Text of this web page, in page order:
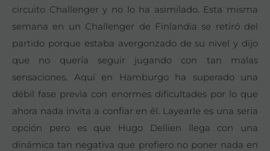
circuito Challenger y no lo ha asimilado. Esta misma
semana en un Challenger de Finlandia se retiró del
partido porque estaba avergonzado de su nivel y dijo
que no quería seguir jugando con tan malas
sensaciones. Aquí en Hamburgo ha superado una
débil fase previa con enormes dificultades por lo que
ahora nada invita a confiar en él. Layearle es una seria
opción pero es que Hugo Dellien llega con una
dinámica tan negativa que prefiero no poner nada en